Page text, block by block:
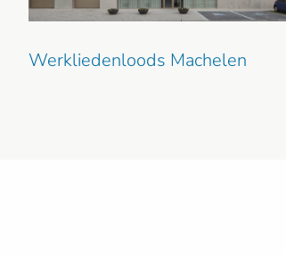
Werkliedenloods Machelen